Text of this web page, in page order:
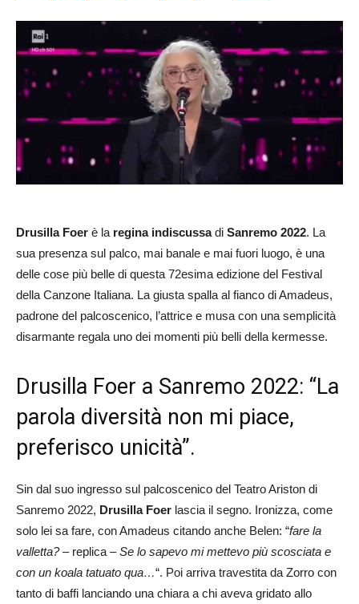
Drusilla Foer è la regina indiscussadi Sanremo 2022. La
sua presenza sul palco, mai banale e mai fuori luogo, è una
delle cose più belle di questa 72esima edizione del Festival
della Canzone Italiana. La giusta spalla al fianco di Amadeus,
padrone del palcoscenico, l’attrice e musa con una semplicità
disarmante regala uno dei momenti più belli della kermesse.
Drusilla Foer a Sanremo 2022: “La
parola diversità non mi piace,
preferisco unicità”.
Sin dal suo ingresso sul palcoscenico del Teatro Ariston di
Sanremo 2022, Drusilla Foer lascia il segno. Ironizza, come
solo lei sa fare, con Amadeus citando anche Belen: “fare la
valletta? – replica – Se lo sapevo mi mettevo più scosciata e
con un koala tatuato qua…“. Poi arriva travestita da Zorro con
tanto di baffi lanciando una chiara a chi aveva gridato allo